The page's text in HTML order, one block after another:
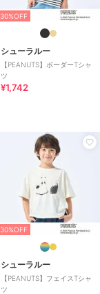
30%OFF
シューラルー
【PEANUTS】ボーダーTシャ
ツ
¥1,742
30%OFF
シューラルー
【PEANUTS】フェイスTシャ
ツ